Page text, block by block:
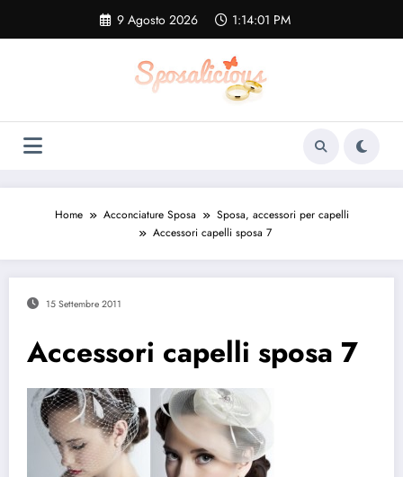
contenuto
9 Agosto 2026 1:14:01 PM
Home Acconciature Sposa
Sposa, accessori per capelli
Accessori capelli sposa 7
15 Settembre 2011
Accessori capelli sposa 7